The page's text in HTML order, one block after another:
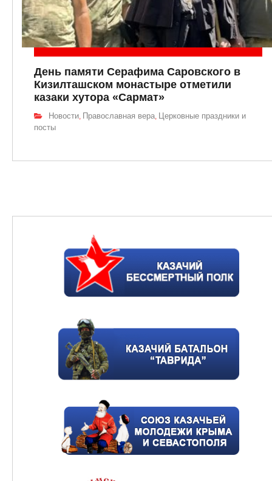
День памяти Серафима Саровского в
Кизилташском монастыре отметили
казаки хутора «Сармат»
Новости Православная вера Церковные праздники и
посты